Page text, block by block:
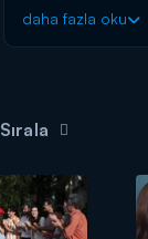
oynarlar.
daha fazla oku
Sırala